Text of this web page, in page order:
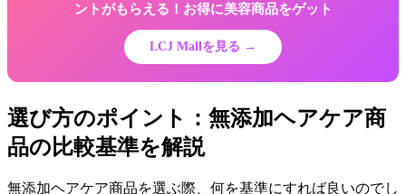
ントがもらえる！お得に美容商品をゲット
LCJ Mallを見る →
選び方のポイント：無添加ヘアケア商
品の比較基準を解説
無添加ヘアケア商品を選ぶ際、何を基準にすれば良いのでし